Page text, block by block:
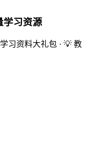
学习资源
习资料大礼包 · 💡 教